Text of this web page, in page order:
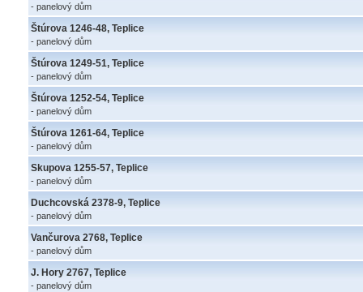
- panelový dům
Štúrova 1246-48, Teplice
- panelový dům
Štúrova 1249-51, Teplice
- panelový dům
Štúrova 1252-54, Teplice
- panelový dům
Štúrova 1261-64, Teplice
- panelový dům
Skupova 1255-57, Teplice
- panelový dům
Duchcovská 2378-9, Teplice
- panelový dům
Vančurova 2768, Teplice
- panelový dům
J. Hory 2767, Teplice
- panelový dům